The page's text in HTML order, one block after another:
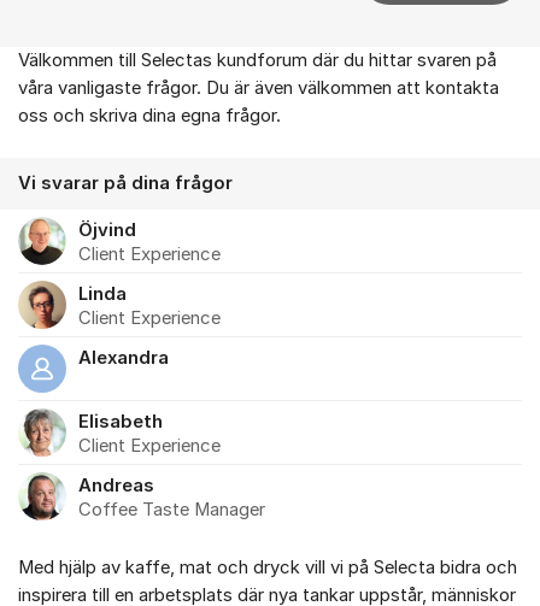
Om forumet
Välkommen till Selectas kundforum där du hittar svaren på
våra vanligaste frågor. Du är även välkommen att kontakta
oss och skriva dina egna frågor.
Vi svarar på dina frågor
Öjvind
Client Experience
Linda
Client Experience
Alexandra
Elisabeth
Client Experience
Andreas
Coffee Taste Manager
Med hjälp av kaffe, mat och dryck vill vi på Selecta bidra och
inspirera till en arbetsplats där nya tankar uppstår, människor